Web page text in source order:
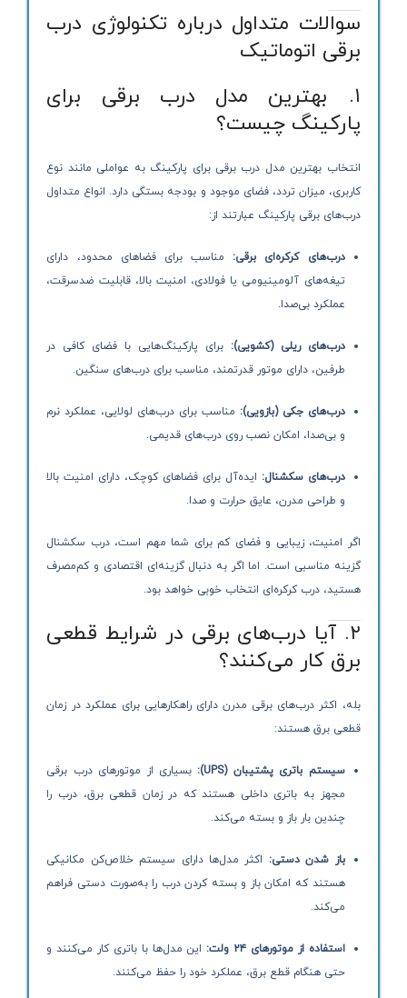
سوالات متداول درباره تکنولوژی درب
برقی اتوماتیک
۱. بهترین مدل درب برقی برای
پارکینگ چیست؟
انتخاب بهترین مدل درب برقی برای پارکینگ به عواملی مانند نوع
کاربری، میزان تردد، فضای موجود و بودجه بستگی دارد. انواع متداول
درب‌های برقی پارکینگ عبارتند از:
درب‌های کرکره‌ای برقی: مناسب برای فضاهای محدود، دارای
تیغه‌های آلومینیومی یا فولادی، امنیت بالا، قابلیت ضدسرقت،
عملکرد بی‌صدا.
درب‌های ریلی (کشویی): برای پارکینگ‌هایی با فضای کافی در
طرفین، دارای موتور قدرتمند، مناسب برای درب‌های سنگین.
درب‌های جکی (بازویی): مناسب برای درب‌های لولایی، عملکرد نرم
و بی‌صدا، امکان نصب روی درب‌های قدیمی.
درب‌های سکشنال: ایده‌آل برای فضاهای کوچک، دارای امنیت بالا
و طراحی مدرن، عایق حرارت و صدا.
اگر امنیت، زیبایی و فضای کم برای شما مهم است، درب سکشنال
گزینه مناسبی است. اما اگر به دنبال گزینه‌ای اقتصادی و کم‌مصرف
هستید، درب کرکره‌ای انتخاب خوبی خواهد بود.
۲. آیا درب‌های برقی در شرایط قطعی
برق کار می‌کنند؟
بله، اکثر درب‌های برقی مدرن دارای راهکارهایی برای عملکرد در زمان
قطعی برق هستند:
سیستم باتری پشتیبان (UPS):
بسیاری از موتورهای درب برقی
مجهز به باتری داخلی هستند که در زمان قطعی برق، درب را
چندین بار باز و بسته می‌کند.
باز شدن دستی: اکثر مدل‌ها دارای سیستم خلاص‌کن مکانیکی
هستند که امکان باز و بسته کردن درب را به‌صورت دستی فراهم
می‌کند.
استفاده از موتورهای ۲۴ ولت:
این مدل‌ها با باتری کار می‌کنند و
حتی هنگام قطع برق، عملکرد خود را حفظ می‌کنند.